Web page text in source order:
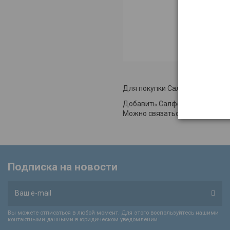
Для покупки Салфетка 2шт
Добавить Салфетка 2шт
Можно связаться с нами
Подписка на новости
Вы можете отписаться в любой момент. Для этого воспользуйтесь нашими
контактными данными в юридическом уведомлении.